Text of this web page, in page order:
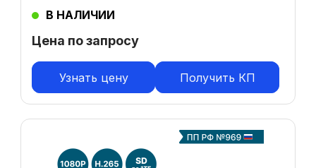
Цена по запросу
В НАЛИЧИИ
Узнать цену Получить КП